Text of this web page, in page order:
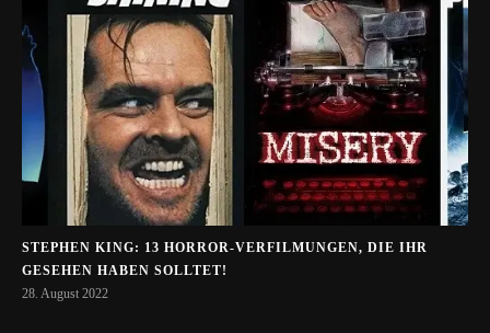
STEPHEN KING: 13 HORROR-VERFILMUNGEN, DIE IHR
GESEHEN HABEN SOLLTET!
28. August 2022